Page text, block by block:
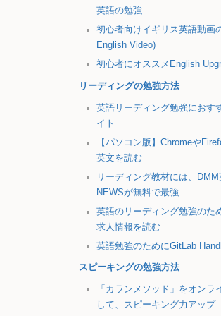
英語の勉強
初心者向けイギリス英語動画
English Video)
初心者にオススメEnglish
リーディングの勉強方法
英語リーディング勉強におす
イト
【パソコン版】Chromeや
英文を読む
リーディング教材には、
NEWSが無料で最強
英語のリーディング勉強のた
求人情報を読む
英語勉強のためにGitLab
スピーキングの勉強方法
「カランメソッド」をオンラ
して、スピーキング力アップ